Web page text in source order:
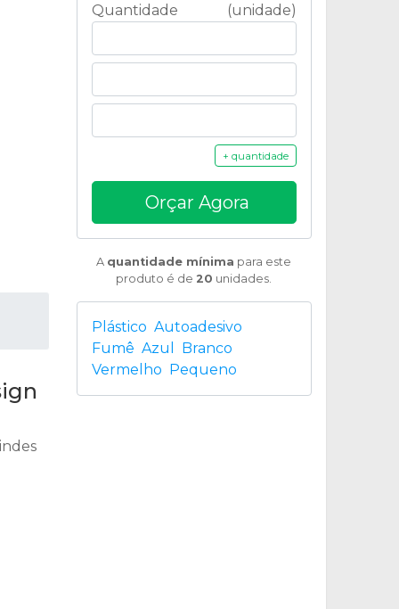
Quantidade (unidade)
+ quantidade
Orçar Agora
A quantidade mínima para este
produto é de 20 unidades.
Plástico Autoadesivo
Fumê Azul
Branco
Vermelho Pequeno